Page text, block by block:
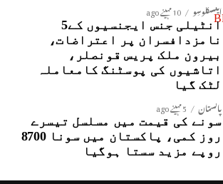
ایکسکلوسِو 10 مہینے ago
انٹیلی جنس ایجنسیوں کے5
نامزدافسران پر اعتراضات،
بیرون ملک پریس قونصلر،
اتاشیوں کی پوسٹنگ کامعاملہ
لٹک گیا
پاکستان 5 مہینے ago
سونے کی قیمت میں مسلسل تیسرے
روز کمی، پاکستان میں سونا 8700
روپے مزید سستا ہوگیا